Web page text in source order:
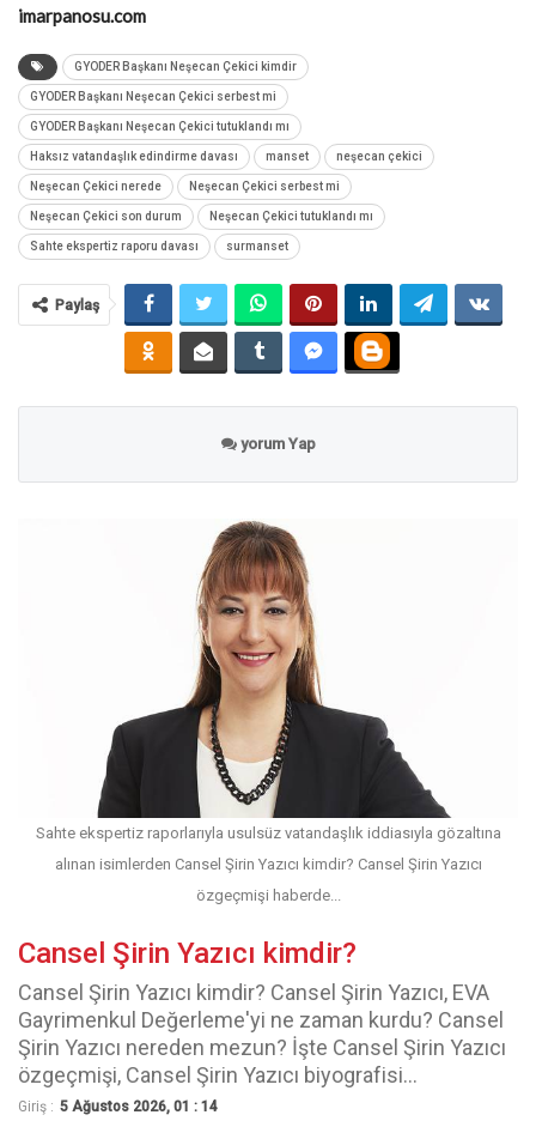
imarpanosu.com
GYODER Başkanı Neşecan Çekici kimdir
GYODER Başkanı Neşecan Çekici serbest mi
GYODER Başkanı Neşecan Çekici tutuklandı mı
Haksız vatandaşlık edindirme davası manset neşecan çekici
Neşecan Çekici nerede Neşecan Çekici serbest mi
Neşecan Çekici son durum Neşecan Çekici tutuklandı mı
Sahte ekspertiz raporu davası surmanset
Paylaş
yorum Yap
Sahte ekspertiz raporlarıyla usulsüz vatandaşlık iddiasıyla gözaltına
alınan isimlerden Cansel Şirin Yazıcı kimdir? Cansel Şirin Yazıcı
özgeçmişi haberde...
Cansel Şirin Yazıcı kimdir?
Cansel Şirin Yazıcı kimdir? Cansel Şirin Yazıcı, EVA
Gayrimenkul Değerleme'yi ne zaman kurdu? Cansel
Şirin Yazıcı nereden mezun? İşte Cansel Şirin Yazıcı
özgeçmişi, Cansel Şirin Yazıcı biyografisi...
Giriş : 5 Ağustos 2026, 01 : 14